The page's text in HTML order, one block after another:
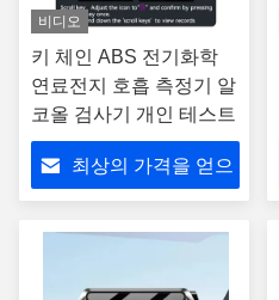
비디오
키 체인 ABS 전기화학
연료전지 호흡 측정기 알
코올 검사기 개인 테스트
최상의 가격을 얻으